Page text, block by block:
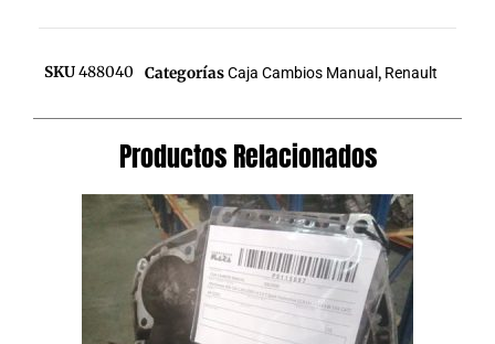
SKU488040 CategoríasCaja Cambios Manual , Renault
Productos Relacionados